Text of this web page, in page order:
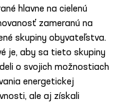
hlavne na cielenú
zameranú na
skupiny obyvateľstva.
je, aby sa tieto skupiny
o svojich možnostiach
energetickej
ale aj získali